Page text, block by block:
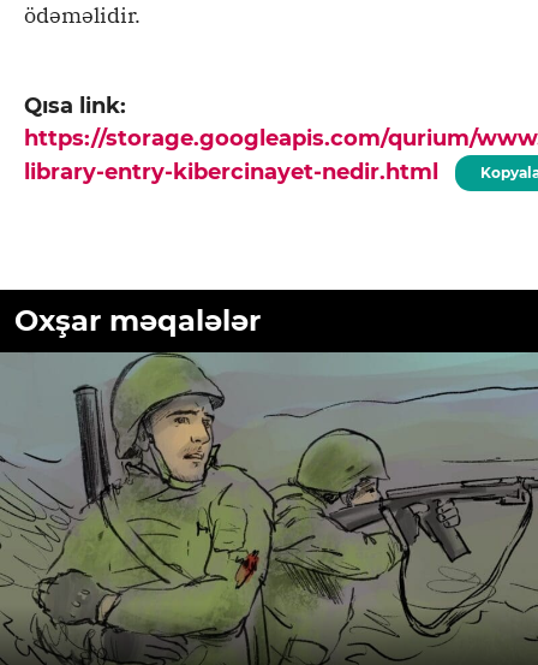
ödəməlidir.
Qısa link:
https://storage.googleapis.com/qurium/
library-entry-kibercinayet-nedir.html
Oxşar məqalələr